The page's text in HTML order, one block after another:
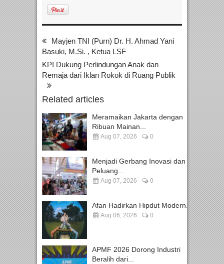
Mayjen TNI (Purn) Dr. H. Ahmad Yani
Basuki, M.Si. , Ketua LSF
KPI Dukung Perlindungan Anak dan
Remaja dari Iklan Rokok di Ruang Publik
Related articles
Meramaikan Jakarta dengan
Ribuan Mainan...
Aug 07, 2026 0
Menjadi Gerbang Inovasi dan
Peluang...
Aug 07, 2026 0
Afan Hadirkan Hipdut Modern...
Aug 06, 2026 0
APMF 2026 Dorong Industri
Beralih dari...